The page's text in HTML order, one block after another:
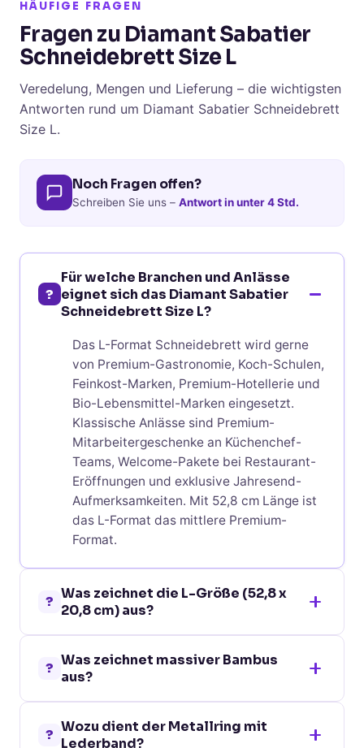
HÄUFIGE FRAGEN
Fragen zu Diamant Sabatier
Schneidebrett Size L
Veredelung, Mengen und Lieferung – die wichtigsten
Antworten rund um Diamant Sabatier Schneidebrett
Size L.
Noch Fragen offen?
Schreiben Sie uns – Antwort in unter 4 Std.
?
Für welche Branchen und Anlässe
eignet sich das Diamant Sabatier
Schneidebrett Size L?
Das L-Format Schneidebrett wird gerne
von Premium-Gastronomie, Koch-Schulen,
Feinkost-Marken, Premium-Hotellerie und
Bio-Lebensmittel-Marken eingesetzt.
Klassische Anlässe sind Premium-
Mitarbeitergeschenke an Küchenchef-
Teams, Welcome-Pakete bei Restaurant-
Eröffnungen und exklusive Jahresend-
Aufmerksamkeiten. Mit 52,8 cm Länge ist
das L-Format das mittlere Premium-
Format.
? Was zeichnet die L-Größe (52,8 x
20,8 cm) aus?
Format das mittlere Premium-
Schneidebrett von Sabatier. Im Vergleich
zum großen 65-cm-Format ist es
kompakter. Im Vergleich zum M-Format
(41,5 cm) bietet L deutlich mehr Schneid-
? Was zeichnet massiver Bambus
aus?
hartes Material, das deutlich härter ist als
? Wozu dient der Metallring mit
Lederband?